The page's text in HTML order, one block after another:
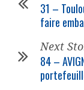
31 –
faire
Next
84 –